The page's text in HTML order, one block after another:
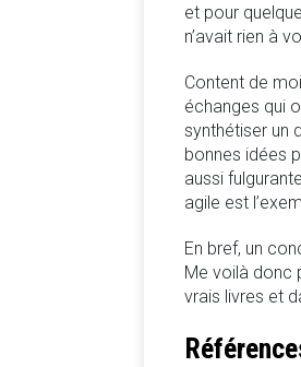
et pour
n’avait rien à
Content de
échanges qui
synthétiser un
bonnes idées
aussi
agile est
En bref, un
Me voilà donc
vrais livres et